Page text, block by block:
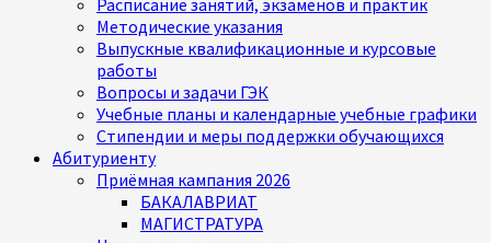
Расписание занятий, экзаменов и практик
Методические указания
Выпускные квалификационные и курсовые
работы
Вопросы и задачи ГЭК
Учебные планы и календарные учебные графики
Стипендии и меры поддержки обучающихся
Абитуриенту
Приёмная кампания 2026
БАКАЛАВРИАТ
МАГИСТРАТУРА